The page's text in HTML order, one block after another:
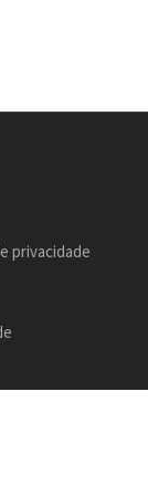
privacidade